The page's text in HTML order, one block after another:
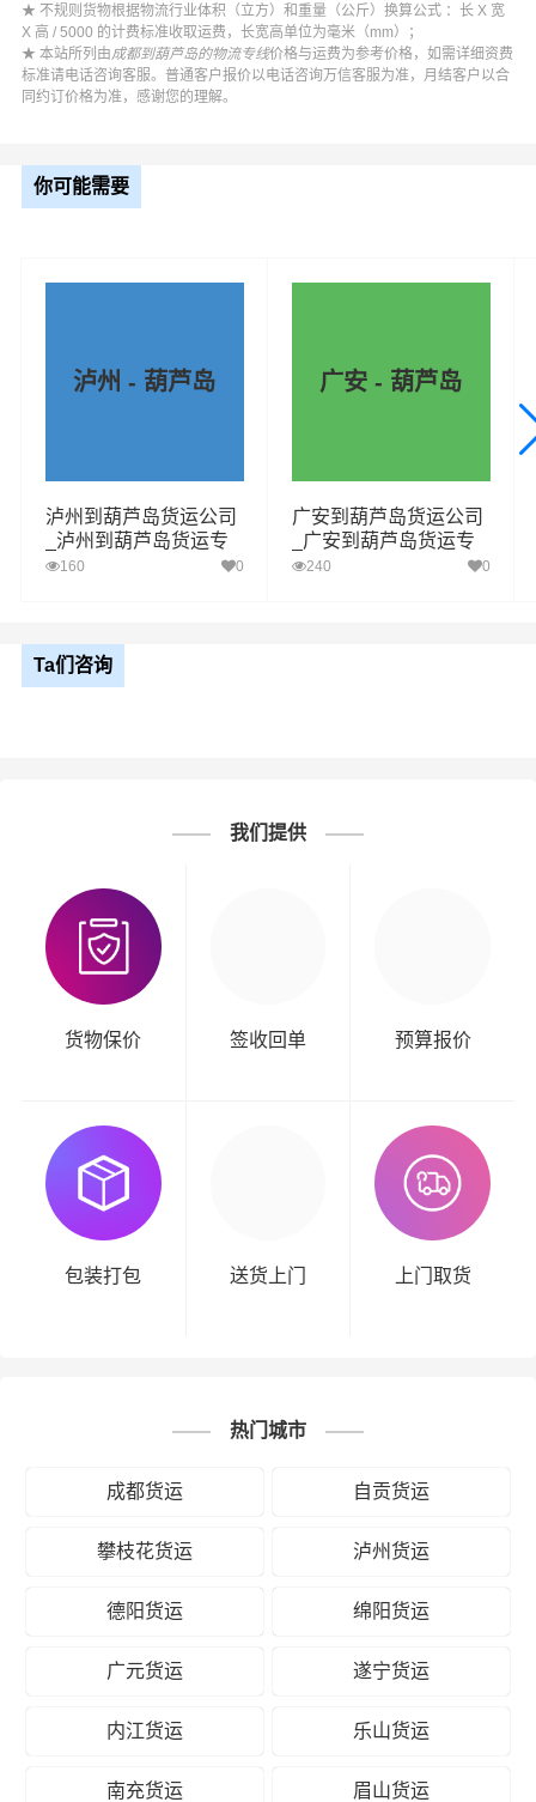
★ 不规则货物根据物流行业体积（立方）和重量（公斤）换算公式 ：长 X 宽
X 高 / 5000 的计费标准收取运费，长宽高单位为毫米（mm）；
★ 本站所列由成都到葫芦岛的物流专线价格与运费为参考价格，如需详细资费
标准请电话咨询客服。普通客户报价以电话咨询万信客服为准，月结客户以合
同约订价格为准，感谢您的理解。
你可能需要
泸州 - 葫芦岛
泸州到葫芦岛货运公司
_泸州到葫芦岛货运专
线160 0
广安 - 葫芦岛
广安到葫芦岛货运公司
_广安到葫芦岛货运专
线240 0
Ta们咨询
我们提供
货物保价 签收回单 预算报价
包装打包 送货上门 上门取货
热门城市
成都货运 自贡货运
攀枝花货运 泸州货运
德阳货运 绵阳货运
广元货运 遂宁货运
内江货运 乐山货运
南充货运 眉山货运